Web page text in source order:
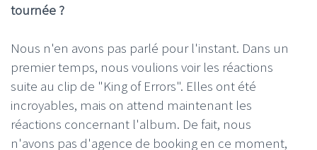
tournée ?
Nous n'en avons pas parlé pour l'instant. Dans un
premier temps, nous voulions voir les réactions
suite au clip de "King of Errors". Elles ont été
incroyables, mais on attend maintenant les
réactions concernant l'album. De fait, nous
n'avons pas d'agence de booking en ce moment,